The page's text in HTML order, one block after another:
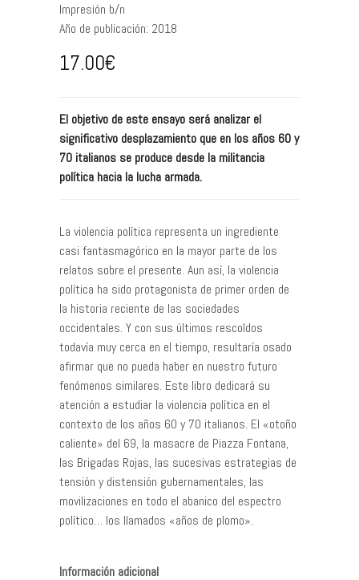
Impresión b/n
Año de publicación: 2018
17.00€
El objetivo de este ensayo será analizar el
significativo desplazamiento que en los años 60 y
70 italianos se produce desde la militancia
política hacia la lucha armada.
La violencia política representa un ingrediente
casi fantasmagórico en la mayor parte de los
relatos sobre el presente. Aun así, la violencia
política ha sido protagonista de primer orden de
la historia reciente de las sociedades
occidentales. Y con sus últimos rescoldos
todavía muy cerca en el tiempo, resultaría osado
afirmar que no pueda haber en nuestro futuro
fenómenos similares. Este libro dedicará su
atención a estudiar la violencia política en el
contexto de los años 60 y 70 italianos. El «otoño
caliente» del 69, la masacre de Piazza Fontana,
las Brigadas Rojas, las sucesivas estrategias de
tensión y distensión gubernamentales, las
movilizaciones en todo el abanico del espectro
político… los llamados «años de plomo».